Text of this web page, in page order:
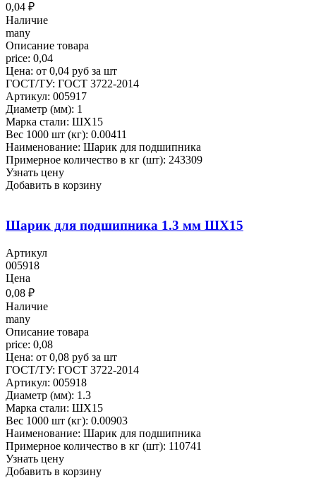
0,04 ₽
Наличие
many
Описание товара
price: 0,04
Цена: от 0,04 руб за шт
ГОСТ/ТУ: ГОСТ 3722-2014
Артикул: 005917
Диаметр (мм): 1
Марка стали: ШХ15
Вес 1000 шт (кг): 0.00411
Наименование: Шарик для подшипника
Примерное количество в кг (шт): 243309
Узнать цену
Добавить в корзину
Шарик для подшипника 1.3 мм ШХ15
Артикул
005918
Цена
0,08 ₽
Наличие
many
Описание товара
price: 0,08
Цена: от 0,08 руб за шт
ГОСТ/ТУ: ГОСТ 3722-2014
Артикул: 005918
Диаметр (мм): 1.3
Марка стали: ШХ15
Вес 1000 шт (кг): 0.00903
Наименование: Шарик для подшипника
Примерное количество в кг (шт): 110741
Узнать цену
Добавить в корзину